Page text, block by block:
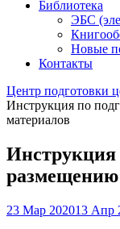
Библиотека
ЭБС
Новые
Контакты
Центр подготовки
Инструкция по
материалов
Инструкция
размещению
23 Мар 202013 Апр